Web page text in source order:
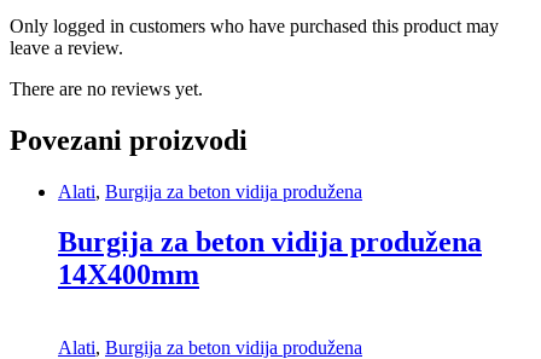
Only logged in customers who have purchased this product may
leave a review.
There are no reviews yet.
Povezani proizvodi
Alati, Burgija za beton vidija produžena
Burgija za beton vidija produžena
14X400mm
Alati, Burgija za beton vidija produžena